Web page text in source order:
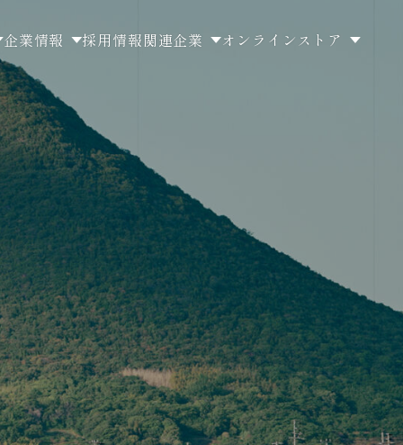
企業情報 採用情報 関連企業 オンラインストア